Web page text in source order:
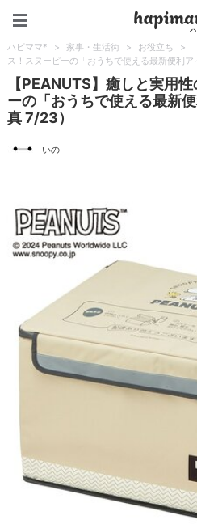
ハピママ* > 家事・生活術 > お役立ち >
ス！スヌーピーの「おうちで使える最新便利
【PEANUTS】癒しと実用
ーの「おうちで使える最新
真 7/23）
いの